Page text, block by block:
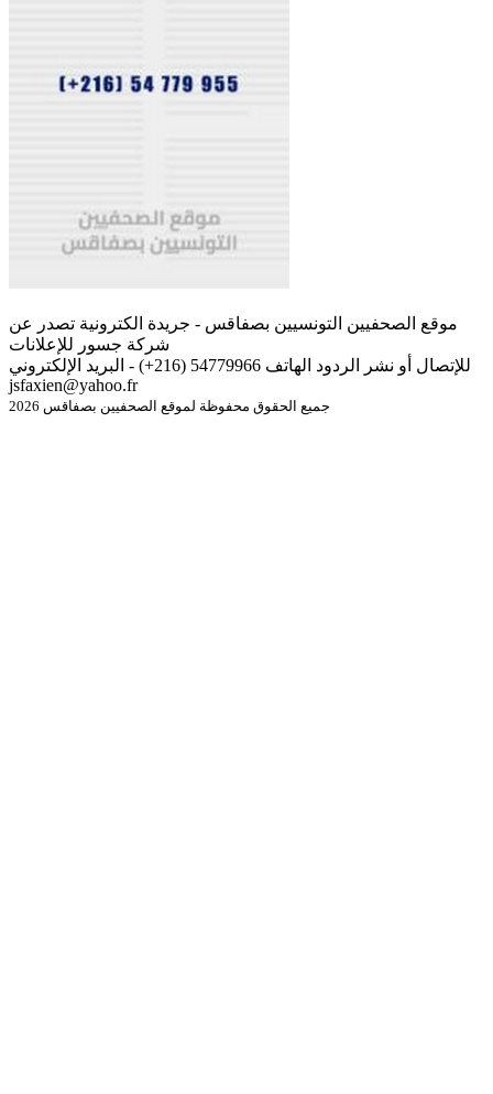
موقع الصحفيين التونسيين بصفاقس - جريدة الكترونية تصدر عن
شركة جسور للإعلانات
للإتصال أو نشر الردود الهاتف 54779966 (216+) - البريد الإلكتروني
jsfaxien@yahoo.fr
جميع الحقوق محفوظة لموقع الصحفيين بصفاقس 2026